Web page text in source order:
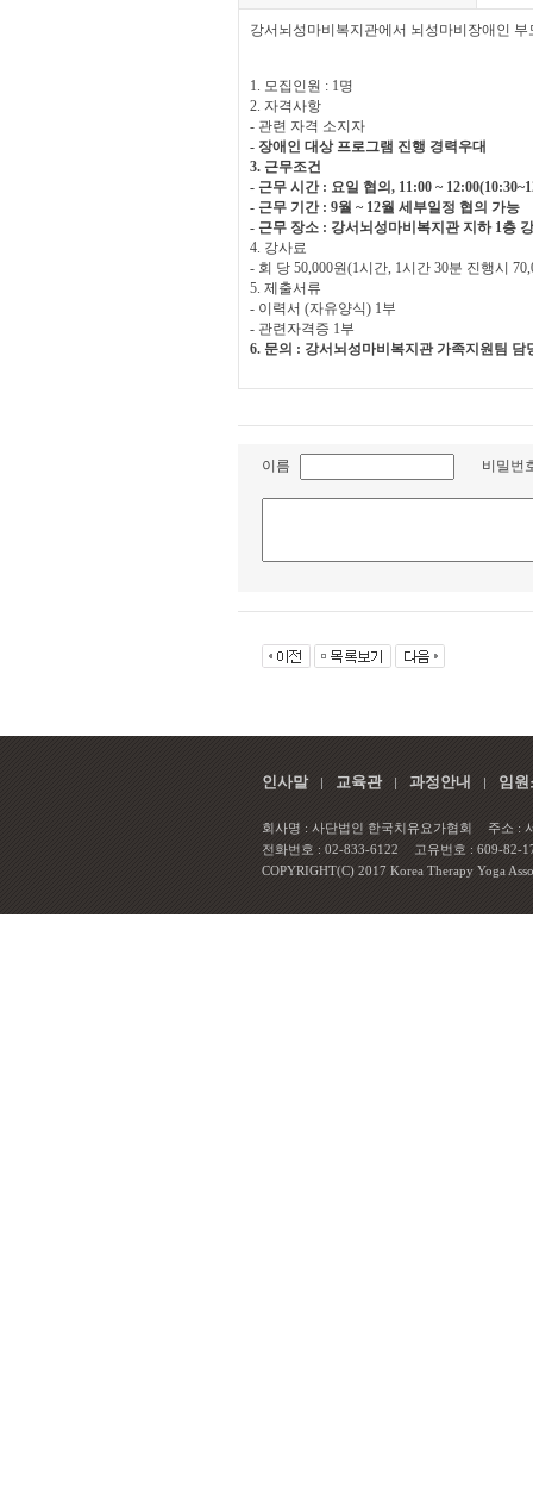
강서뇌성마비복지관에서 뇌성마비장애인
1. 모집인원 : 1명
2. 자격사항
- 관련 자격 소지자
- 장애인 대상 프로그램 진행 경력우대
3. 근무조건
- 근무 시간 : 요일 협의, 11:00 ~
- 근무 기간 : 9월 ~ 12월 세부일정 협의 가능
- 근무 장소 : 강서뇌성마비복지관 지하 1층
4. 강사료
- 회 당 50,000원(1시간, 1시간 30분 진행시
5. 제출서류
- 이력서 (자유양식) 1부
- 관련자격증 1부
6. 문의 : 강서뇌성마비복지관 가족지원팀 담
이름 비밀번
인사말 교육관 과정안내 임
회사명 : 사단법인 한국치유요가협회
주소 :
전화번호 : 02-833-6122
고유번호 : 609-82-
COPYRIGHT(C) 2017 Korea Therapy Yoga